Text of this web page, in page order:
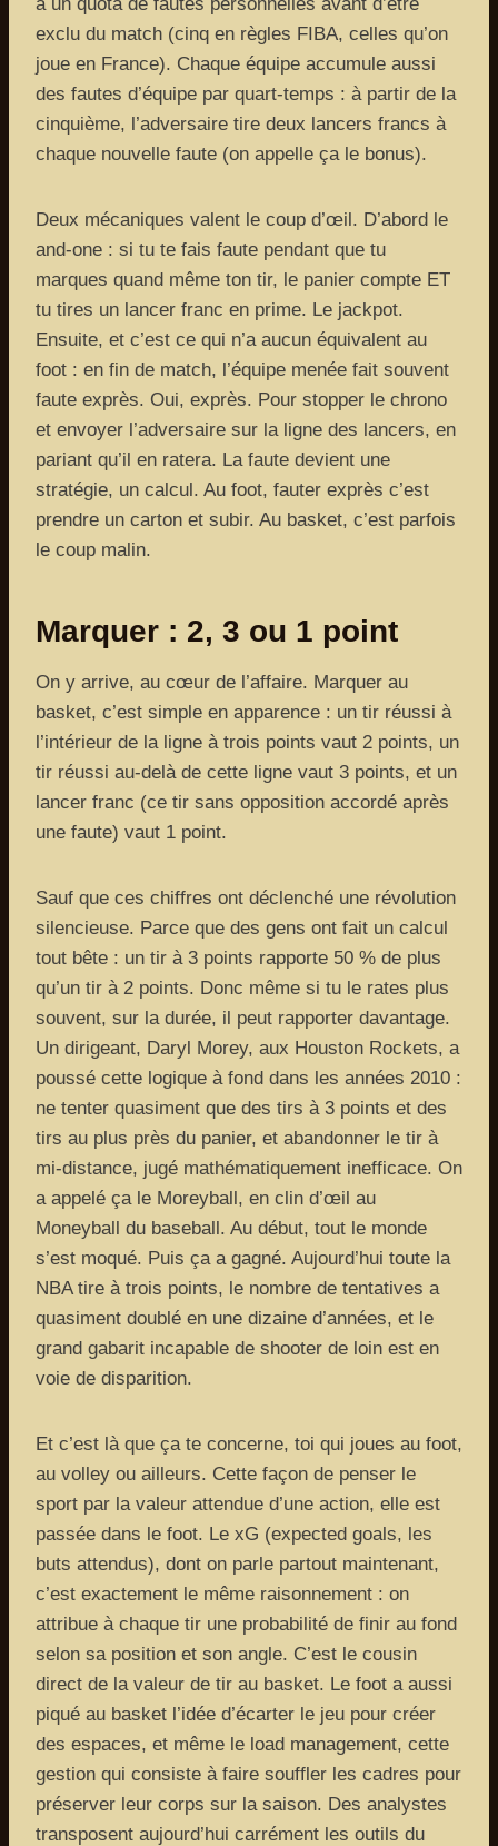
exclu du match (cinq en règles FIBA, celles qu’on
joue en France). Chaque équipe accumule aussi
des fautes d’équipe par quart-temps : à partir de la
cinquième, l’adversaire tire deux lancers francs à
chaque nouvelle faute (on appelle ça le bonus).
Deux mécaniques valent le coup d’œil. D’abord le
and-one : si tu te fais faute pendant que tu
marques quand même ton tir, le panier compte ET
tu tires un lancer franc en prime. Le jackpot.
Ensuite, et c’est ce qui n’a aucun équivalent au
foot : en fin de match, l’équipe menée fait souvent
faute exprès. Oui, exprès. Pour stopper le chrono
et envoyer l’adversaire sur la ligne des lancers, en
pariant qu’il en ratera. La faute devient une
stratégie, un calcul. Au foot, fauter exprès c’est
prendre un carton et subir. Au basket, c’est parfois
le coup malin.
Marquer : 2, 3 ou 1 point
On y arrive, au cœur de l’affaire. Marquer au
basket, c’est simple en apparence : un tir réussi à
l’intérieur de la ligne à trois points vaut 2 points, un
tir réussi au-delà de cette ligne vaut 3 points, et un
lancer franc (ce tir sans opposition accordé après
une faute) vaut 1 point.
Sauf que ces chiffres ont déclenché une révolution
silencieuse. Parce que des gens ont fait un calcul
tout bête : un tir à 3 points rapporte 50 % de plus
qu’un tir à 2 points. Donc même si tu le rates plus
souvent, sur la durée, il peut rapporter davantage.
Un dirigeant, Daryl Morey, aux Houston Rockets, a
poussé cette logique à fond dans les années 2010 :
ne tenter quasiment que des tirs à 3 points et des
tirs au plus près du panier, et abandonner le tir à
mi-distance, jugé mathématiquement inefficace. On
a appelé ça le Moreyball, en clin d’œil au
Moneyball du baseball. Au début, tout le monde
s’est moqué. Puis ça a gagné. Aujourd’hui toute la
NBA tire à trois points, le nombre de tentatives a
quasiment doublé en une dizaine d’années, et le
grand gabarit incapable de shooter de loin est en
voie de disparition.
Et c’est là que ça te concerne, toi qui joues au foot,
au volley ou ailleurs. Cette façon de penser le
sport par la valeur attendue d’une action, elle est
passée dans le foot. Le xG (expected goals, les
buts attendus), dont on parle partout maintenant,
c’est exactement le même raisonnement : on
attribue à chaque tir une probabilité de finir au fond
selon sa position et son angle. C’est le cousin
direct de la valeur de tir au basket. Le foot a aussi
piqué au basket l’idée d’écarter le jeu pour créer
des espaces, et même le load management, cette
gestion qui consiste à faire souffler les cadres pour
préserver leur corps sur la saison. Des analystes
transposent aujourd’hui carrément les outils du